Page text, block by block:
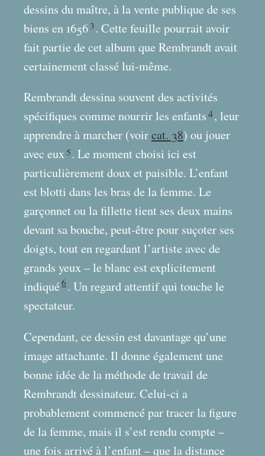
dessins du maître, à la vente publique de ses
biens en 1656 3. Cette feuille pourrait avoir
fait partie de cet album que Rembrandt avait
certainement classé lui-même.
Rembrandt dessina souvent des activités
spécifiques comme nourrir les enfants 4 , leur
apprendre à marcher (voircat. 38) ou jouer
avec eux 5. Le moment choisi ici est
particulièrement doux et paisible. L’enfant
est blotti dans les bras de la femme. Le
garçonnet ou la fillette tient ses deux mains
devant sa bouche, peut-être pour suçoter ses
doigts, tout en regardant l’artiste avec de
grands yeux – le blanc est explicitement
indiqué6 . Un regard attentif qui touche le
spectateur.
Cependant, ce dessin est davantage qu’une
image attachante. Il donne également une
bonne idée de la méthode de travail de
Rembrandt dessinateur. Celui-ci a
probablement commencé par tracer la figure
de la femme, mais il s’est rendu compte –
une fois arrivé à l’enfant – que la distance